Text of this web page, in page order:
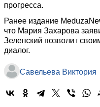
прогресса.
Ранее издание
что Мария Захарова
Зеленский позволит
диалог.
Савельева Виктория